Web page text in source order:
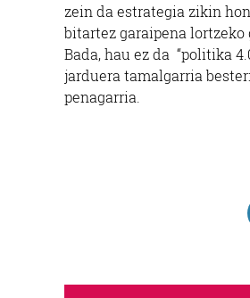
zein da estrategia zikin
bitartez garaipena lortzeko
Bada, hau ez da “politika
jarduera tamalgarria
penagarria.